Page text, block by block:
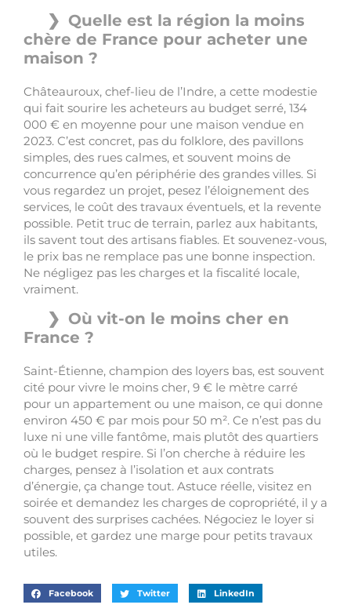
Quelle est la région la moins
chère de France pour acheter une
maison ?
Châteauroux, chef-lieu de l’Indre, a cette modestie
qui fait sourire les acheteurs au budget serré, 134
000 € en moyenne pour une maison vendue en
2023. C’est concret, pas du folklore, des pavillons
simples, des rues calmes, et souvent moins de
concurrence qu’en périphérie des grandes villes. Si
vous regardez un projet, pesez l’éloignement des
services, le coût des travaux éventuels, et la revente
possible. Petit truc de terrain, parlez aux habitants,
ils savent tout des artisans fiables. Et souvenez-vous,
le prix bas ne remplace pas une bonne inspection.
Ne négligez pas les charges et la fiscalité locale,
vraiment.
Où vit-on le moins cher en
France ?
Saint-Étienne, champion des loyers bas, est souvent
cité pour vivre le moins cher, 9 € le mètre carré
pour un appartement ou une maison, ce qui donne
environ 450 € par mois pour 50 m². Ce n’est pas du
luxe ni une ville fantôme, mais plutôt des quartiers
où le budget respire. Si l’on cherche à réduire les
charges, pensez à l’isolation et aux contrats
d’énergie, ça change tout. Astuce réelle, visitez en
soirée et demandez les charges de copropriété, il y a
souvent des surprises cachées. Négociez le loyer si
possible, et gardez une marge pour petits travaux
utiles.
Facebook Twitter LinkedIn